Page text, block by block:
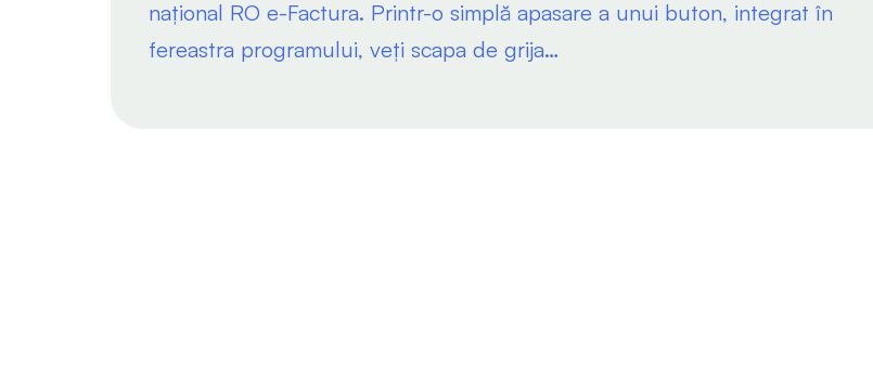
național RO e-Factura. Printr-o simplă apasare a unui buton, integrat în
fereastra programului, veți scapa de grija…